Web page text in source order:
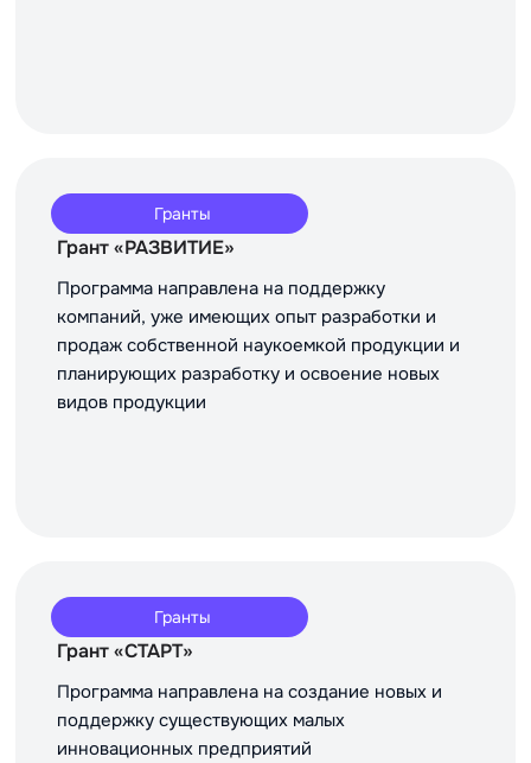
Гранты
Грант «РАЗВИТИЕ»
Программа направлена на поддержку
компаний, уже имеющих опыт разработки и
продаж собственной наукоемкой продукции и
планирующих разработку и освоение новых
видов продукции
Гранты
Грант «СТАРТ»
Программа направлена на создание новых и
поддержку существующих малых
инновационных предприятий